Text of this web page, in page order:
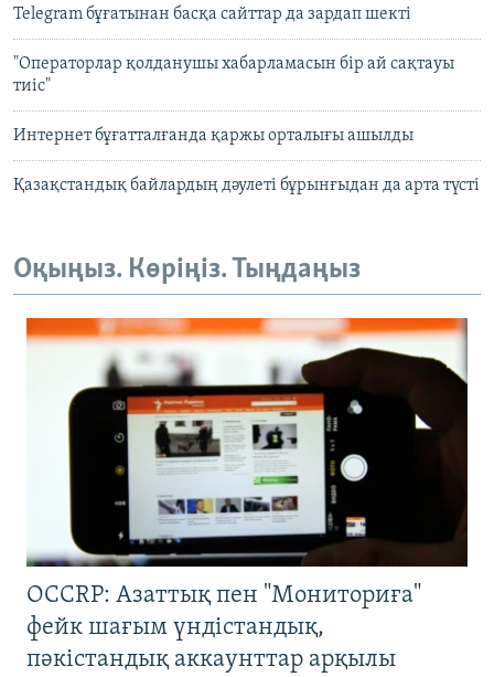
Telegram бұғатынан басқа сайттар да зардап шекті
"Операторлар қолданушы хабарламасын бір ай сақтауы
тиіс"
Интернет бұғатталғанда қаржы орталығы ашылды
Қазақстандық байлардың дәулеті бұрынғыдан да арта түсті
Оқыңыз. Көріңіз. Тыңдаңыз
OCCRP: Азаттық пен "Мониториға"
фейк шағым үндістандық,
пәкістандық аккаунттар арқылы